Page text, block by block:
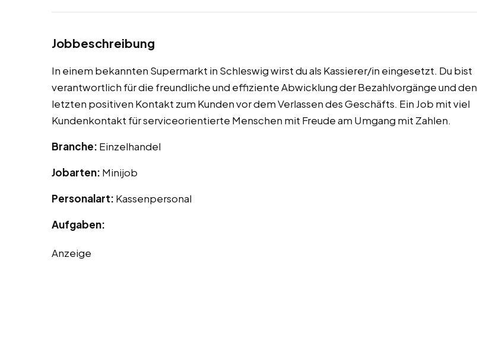
Jobbeschreibung
In einem bekannten Supermarkt in Schleswig wirst du als Kassierer/in eingesetzt. Du bist
verantwortlich für die freundliche und effiziente Abwicklung der Bezahlvorgänge und den
letzten positiven Kontakt zum Kunden vor dem Verlassen des Geschäfts. Ein Job mit viel
Kundenkontakt für serviceorientierte Menschen mit Freude am Umgang mit Zahlen.
Branche: Einzelhandel
Jobarten: Minijob
Personalart: Kassenpersonal
Aufgaben:
Anzeige